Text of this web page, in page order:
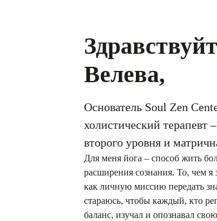
Велева,
Основатель Soul Zen
холистический терапевт
второго уровня и
Для меня йога – способ жить
расширения сознания. То, чем
как личную миссию передать
стараюсь, чтобы каждый, кто
баланс, изучал и опознавал